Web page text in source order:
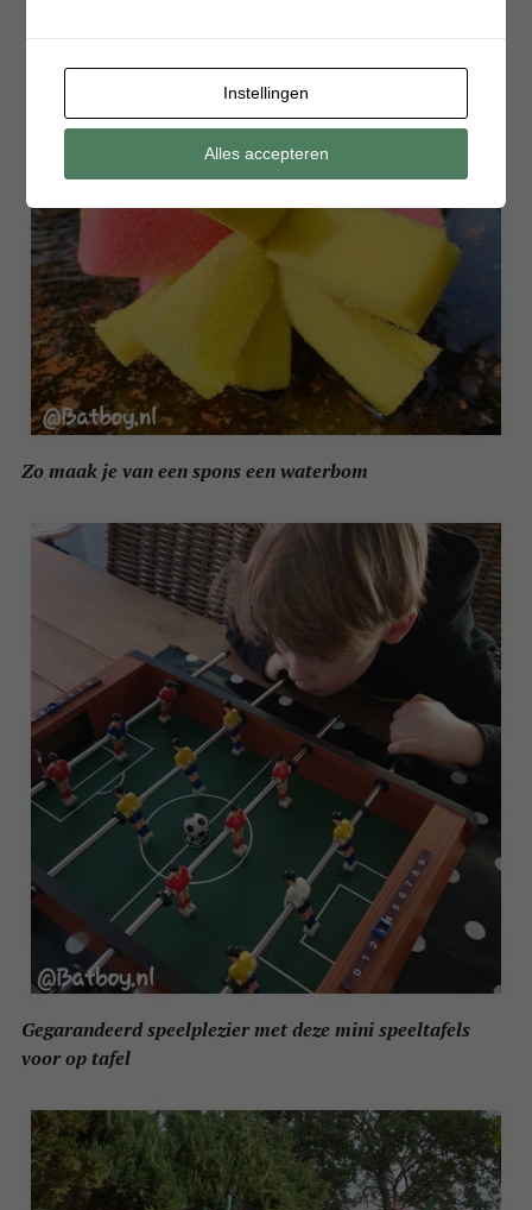
Zo maak je van een spons een waterbom
Gegarandeerd speelplezier met deze mini speeltafels
voor op tafel
Instellingen
Alles accepteren